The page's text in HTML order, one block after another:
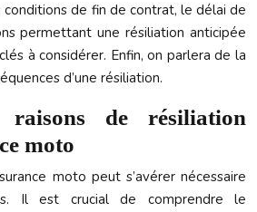
conditions de fin de contrat, le délai de
permettant une résiliation anticipée
à considérer. Enfin, on parlera de la
d’une résiliation.
raisons de résiliation
moto
moto peut s’avérer nécessaire
Il est crucial de comprendre le